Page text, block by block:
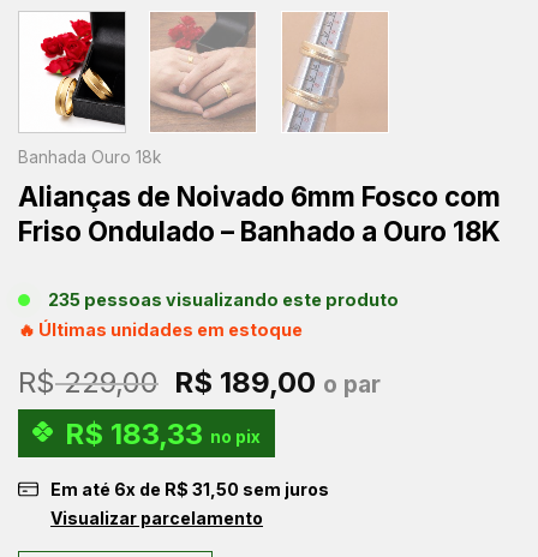
Banhada Ouro 18k
Alianças de Noivado 6mm Fosco com
Friso Ondulado – Banhado a Ouro 18K
235 pessoas visualizando este produto
🔥 Últimas unidades em estoque
R$229,00 O
preço
original
era:
R$ 229,00.
R$ 189,00 O
R$ 189,00.
o par
R$ 183,33 no pix
Em até 6x de R$ 31,50 sem juros
Visualizar parcelamento